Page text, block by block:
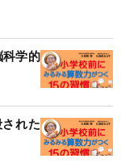
学的
れた